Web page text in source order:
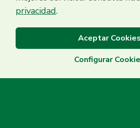
Centro de
privacidad.
Aceptar Cookies
Configurar